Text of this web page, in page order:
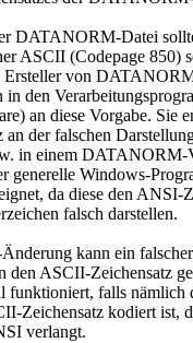
DATANORM-Datei
ASCII (Codepage 850)
Ersteller von
den
an diese Vorgabe. Sie
an der falschen
in einem DATANORM-
generelle Windows-
da diese den ANSI-
falsch darstellen.
kann ein
ASCII-Zeichensatz
funktioniert, falls
Zeichensatz kodiert ist,
verlangt.